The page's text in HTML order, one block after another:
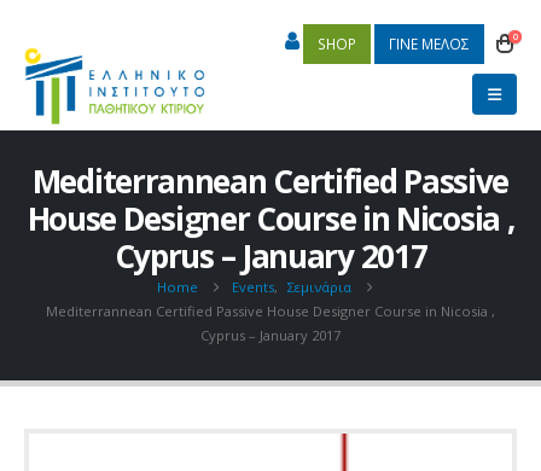
SHOP ΓΙΝΕ ΜΕΛΟΣ 0
Mediterrannean Certified Passive
House Designer Course in Nicosia ,
Cyprus – January 2017
Home Events, Σεμινάρια
Mediterrannean Certified Passive House Designer Course in Nicosia ,
Cyprus – January 2017